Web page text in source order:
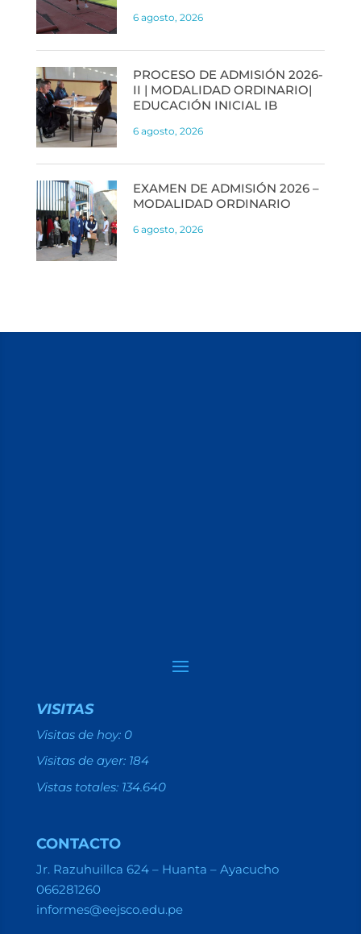
6 agosto, 2026
PROCESO DE ADMISIÓN 2026-
II | MODALIDAD ORDINARIO|
EDUCACIÓN INICIAL IB
6 agosto, 2026
EXAMEN DE ADMISIÓN 2026 –
MODALIDAD ORDINARIO
6 agosto, 2026
VISITAS
Visitas de hoy: 0
Visitas de ayer: 184
Vistas totales: 134.640
CONTACTO
Jr. Razuhuillca 624 – Huanta – Ayacucho
066281260
informes@eejsco.edu.pe